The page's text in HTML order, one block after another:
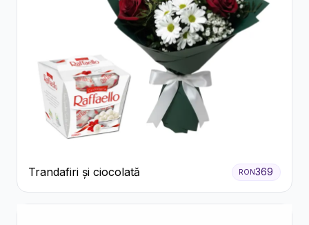
Trandafiri și ciocolată RON369